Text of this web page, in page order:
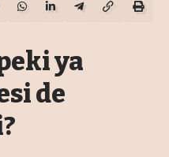
ya
de